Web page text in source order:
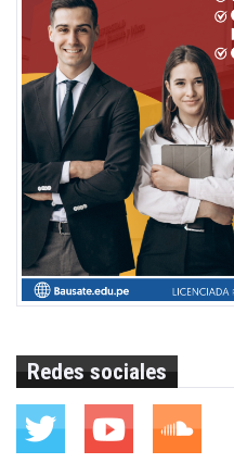
Redes sociales